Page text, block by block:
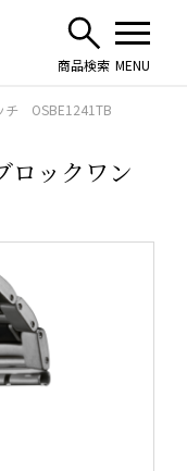
チ OSBE1241TB
ックワン